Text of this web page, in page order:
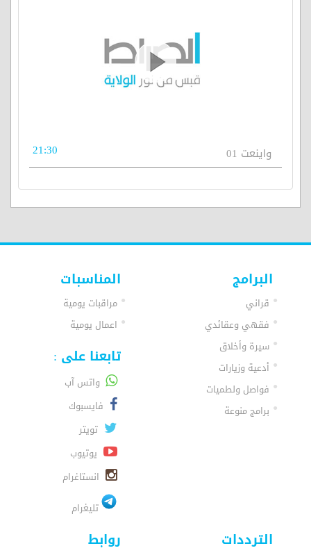
واينعت 01 21:30
البرامج
قراني
فقهي وعقائدي
سيرة وأخلاق
أدعية وزيارات
فواصل ولطميات
برامج منوعة
المناسبات
مراقبات يومية
اعمال يومية
تابعنا على :
واتس آب
فايسبوك
تويتر
يوتيوب
انستاغرام
تليغرام
الترددات روابط